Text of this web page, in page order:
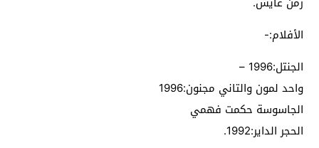
الأفلام:-
الجنتل:1996 –
واحد لمون والتاني مجنون:1996
الجاسوسة حكمت فهمي
الحجر الداير:1992.